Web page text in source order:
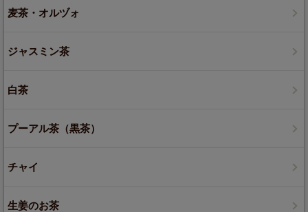
麦茶・オルヅォ
ジャスミン茶
白茶
プーアル茶（黒茶）
チャイ
生姜のお茶